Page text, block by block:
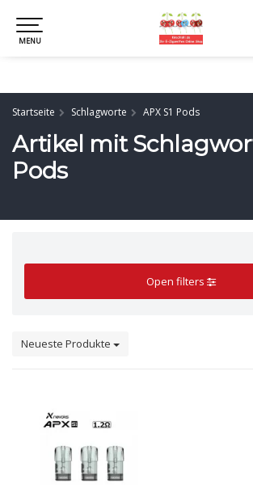
MENU
Startseite Schlagworte APX S1 Pods
Artikel mit
Pods
Open filters
Neueste Produkte